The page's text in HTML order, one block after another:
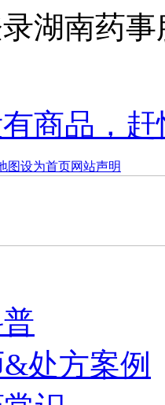
录湖南药
商品，
图设为首页网站声明
处方案例